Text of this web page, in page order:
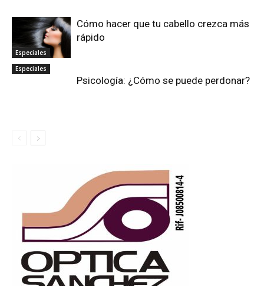
Especiales
Cómo hacer que tu cabello crezca más
rápido
Especiales
Psicología: ¿Cómo se puede perdonar?